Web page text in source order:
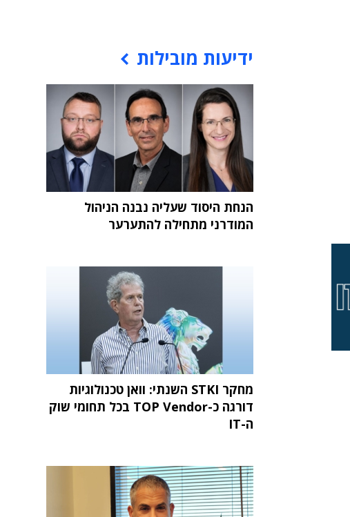
ידיעות מובילות
הנחת היסוד שעליה נבנה הניהול
המודרני מתחילה להתערער
מחקר STKI השנתי: וואן טכנולוגיות
דורגה כ-TOP Vendor בכל תחומי שוק
ה-IT